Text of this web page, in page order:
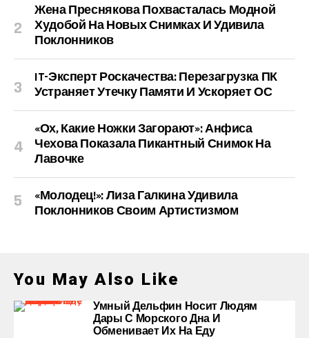
Жена Преснякова Похвасталась Модной
Худобой На Новых Снимках И Удивила
Поклонников
IT-Эксперт Роскачества: Перезагрузка ПК
Устраняет Утечку Памяти И Ускоряет ОС
«Ох, Какие Ножки Загорают»: Анфиса
Чехова Показала Пикантный Снимок На
Лавочке
«Молодец!»: Лиза Галкина Удивила
Поклонников Своим Артистизмом
You May Also Like
Умный Дельфин Носит Людям
Дары С Морского Дна И
Обменивает Их На Еду